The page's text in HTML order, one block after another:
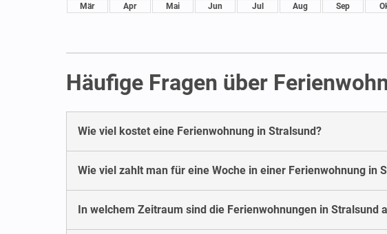
Mär Apr Mai Jun Jul Aug Sep
Häufige Fragen über
Wie viel kostet eine Ferienwohnung in Stralsund?
Wie viel zahlt man für eine Woche in einer Ferienwohnung in
In welchem Zeitraum sind die Ferienwohnungen in Stralsund